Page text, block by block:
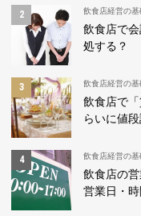
飲食店経営の基
飲食店で
処する？
飲食店経営の基
飲食店で
らいに値
飲食店経営の基
飲食店の
営業日・